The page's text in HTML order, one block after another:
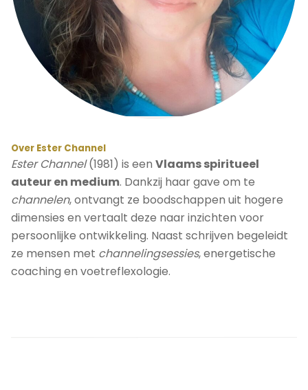
Over Ester Channel
Ester Channel(1981) is een Vlaams spiritueel
auteur en medium. Dankzij haar gave om te
channelen, ontvangt ze boodschappen uit hogere
dimensies en vertaalt deze naar inzichten voor
persoonlijke ontwikkeling. Naast schrijven begeleidt
ze mensen met channelingsessies, energetische
coaching en voetreflexologie.